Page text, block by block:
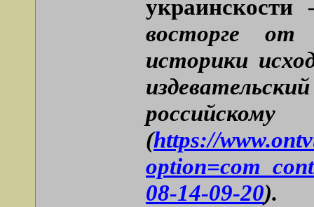
восторге от
историки
(https://
08-14-09-20).